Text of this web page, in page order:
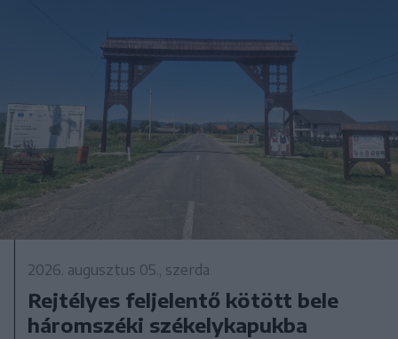
2026. augusztus 05., szerda
Rejtélyes feljelentő kötött bele
háromszéki székelykapukba